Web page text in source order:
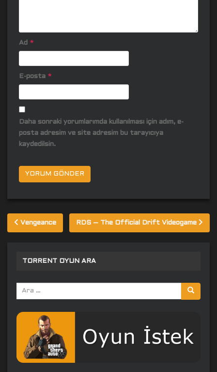
Ad *
E-posta *
Daha sonraki yorumlarımda kullanılması için adım, e-
posta adresim ve site adresim bu tarayıcıya
kaydedilsin.
Yazı
gezinmesi
Vengeance RDS – The Official Drift Videogame
TORRENT OYUN ARA
Arama
yap: